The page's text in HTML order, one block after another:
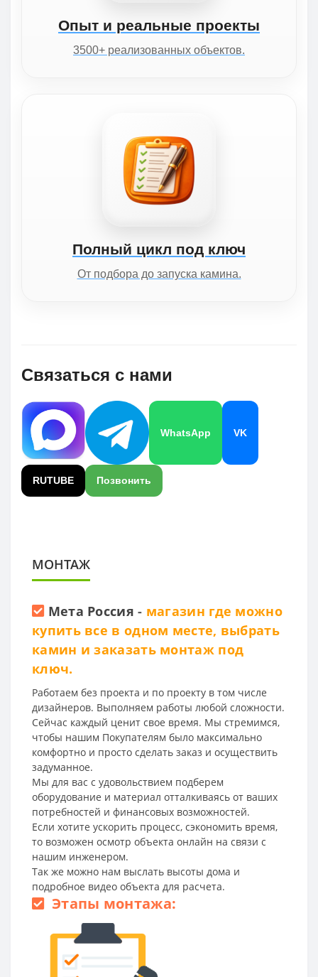
Опыт и реальные проекты
3500+ реализованных объектов.
Полный цикл под ключ
От подбора до запуска камина.
Связаться с нами
WhatsApp VK
RUTUBE Позвонить
МОНТАЖ
Мета Россия - магазин где можно
купить все в одном месте, выбрать
камин и заказать монтаж под
ключ.
Работаем без проекта и по проекту в том числе
дизайнеров. Выполняем работы любой сложности.
Сейчас каждый ценит свое время. Мы стремимся,
чтобы нашим Покупателям было максимально
комфортно и просто сделать заказ и осуществить
задуманное.
Мы для вас с удовольствием подберем
оборудование и материал отталкиваясь от ваших
потребностей и финансовых возможностей.
Если хотите ускорить процесс, сэкономить время,
то возможен осмотр объекта онлайн на связи с
нашим инженером.
Так же можно нам выслать высоты дома и
подробное видео объекта для расчета.
Этапы монтажа: